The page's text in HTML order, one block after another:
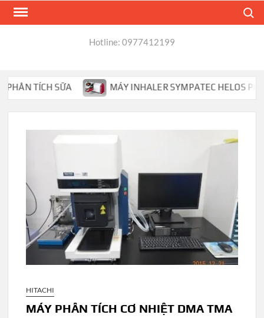
Skip
Hotline: 0977412199
TÍCH SỮA MÁY INHALER SYMPATEC HELOS PHÂN
HITACHI
MÁY PHÂN TÍCH CƠ NHIỆT DMA TMA